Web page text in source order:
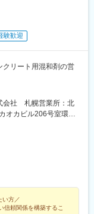
験歓迎
クリート用混和剤の営
会社 札幌営業所：北
オカビル206号室環状
い方／
信頼関係を構築するこ